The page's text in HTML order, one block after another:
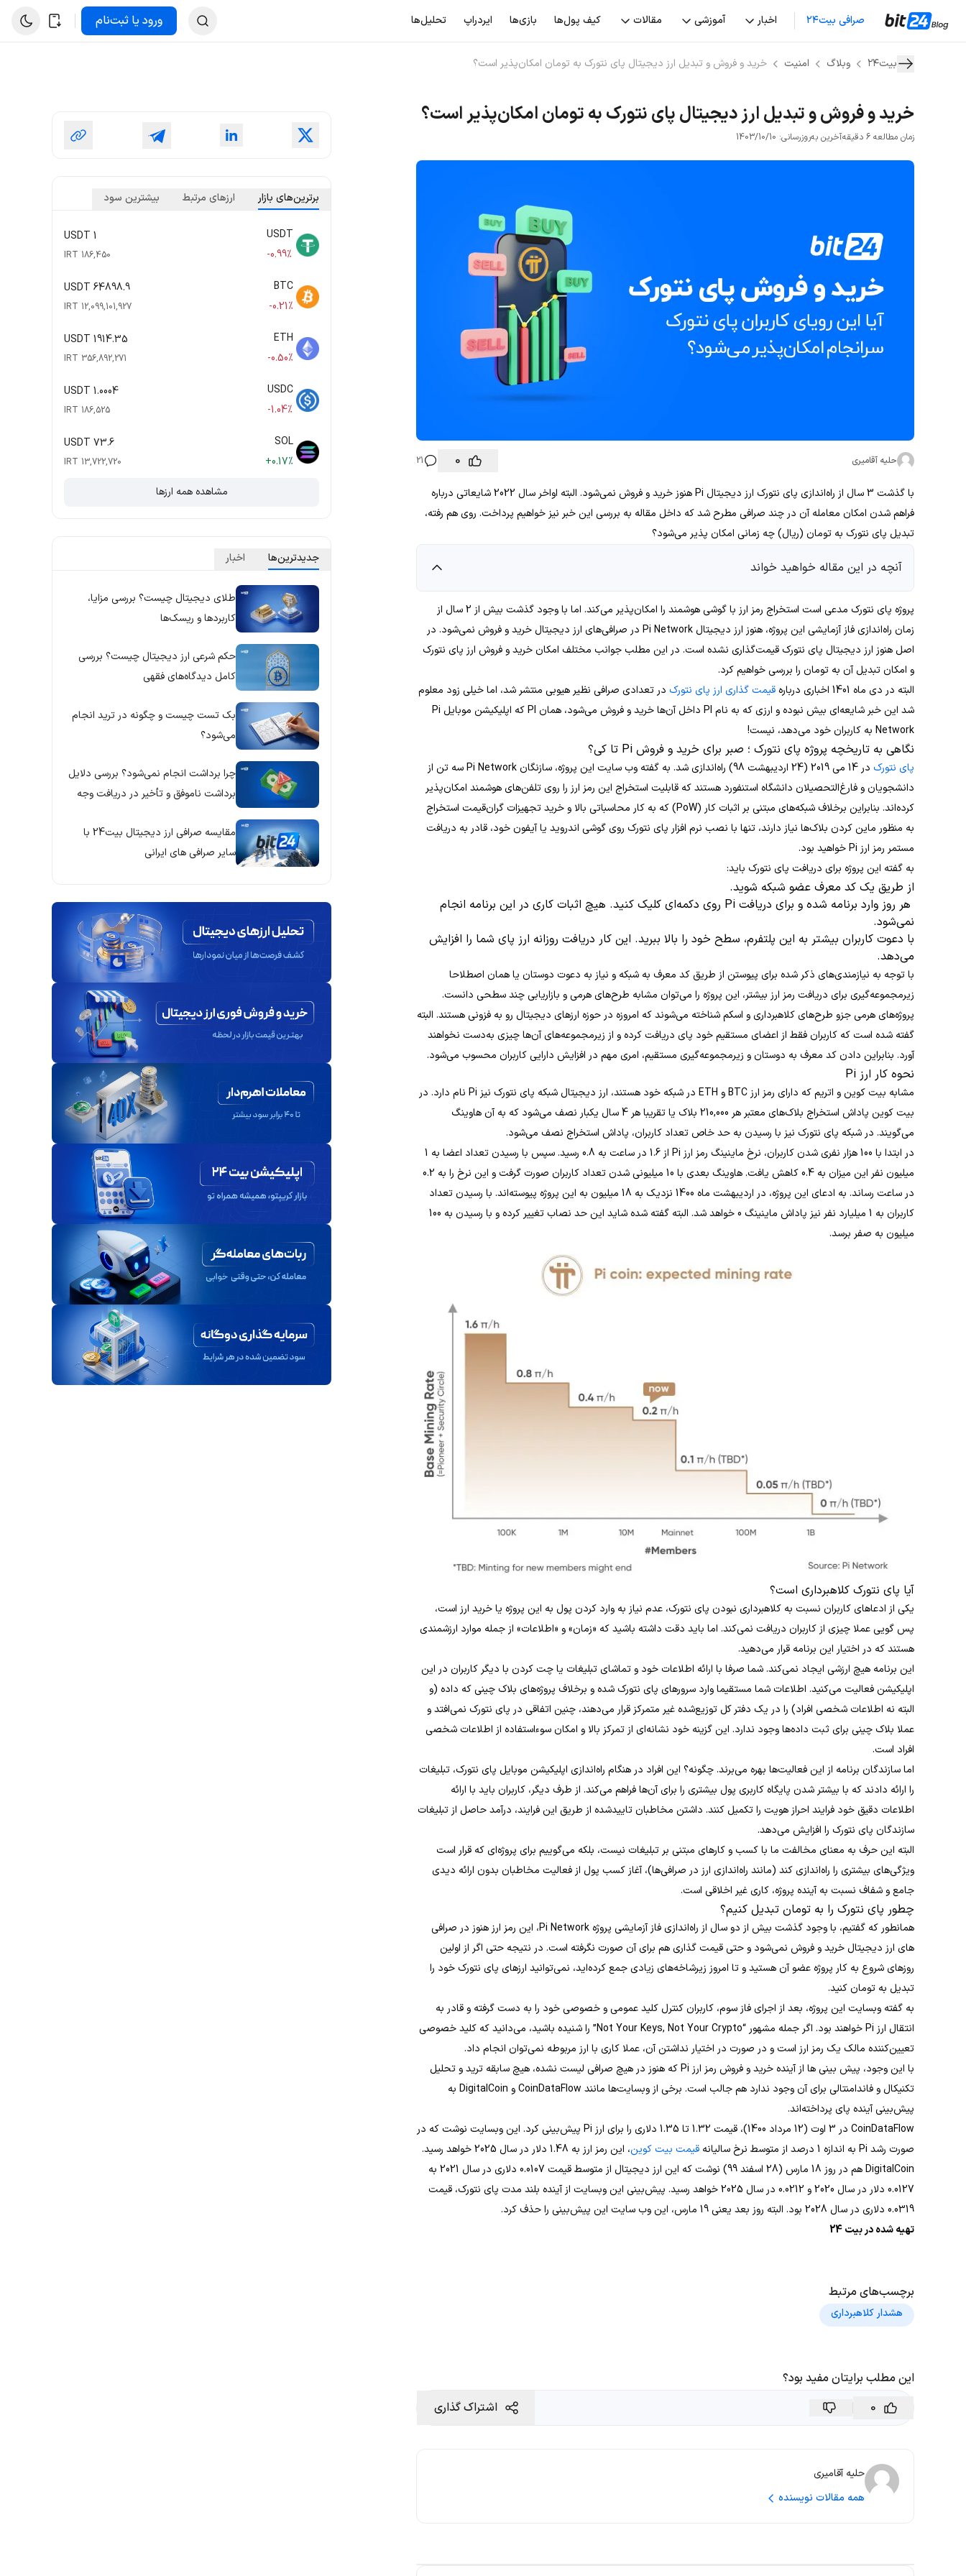
صرافی بیت۲۴ اخبار آموزشی مقالات کیف پول‌ها بازی‌ها ایردراپ تحلیل‌ها ورود یا ثبت‌نام
بیت۲۴ وبلاگ امنیت خرید و فروش و تبدیل ارز دیجیتال پای نتورک به تومان امکان‌پذیر است؟
خرید و فروش و تبدیل ارز دیجیتال پای نتورک به تومان امکان‌پذیر است؟
زمان مطالعه 6 دقیقه آخرین به‌روزرسانی: 1403/10/10
حلیه آقامیری 0
21
با گذشت 3 سال از راه‌اندازی پای نتورک ارز دیجیتال Pi هنوز خرید و فروش نمی‌شود. البته اواخر سال 2022 شایعاتی درباره
فراهم شدن امکان معامله آن در چند صرافی مطرح شد که داخل مقاله به بررسی این خبر نیز خواهیم پرداخت. روی هم رفته،
تبدیل پای نتورک به تومان (ریال) چه زمانی امکان پذیر می‌شود؟
آنچه در این مقاله خواهید خواند
پروژه پای نتورک مدعی است استخراج رمز ارز با گوشی‌ هوشمند را امکان‌پذیر می‌کند. اما با وجود گذشت بیش از 2 سال از
زمان راه‌اندازی فاز آزمایشی این پروژه، هنوز ارز دیجیتال Pi Network در صرافی‌های ارز دیجیتال خرید و فروش نمی‌شود. در
اصل هنوز ارز دیجیتال پای نتورک قیمت‌گذاری نشده است. در این مطلب جوانب مختلف امکان خرید و فروش ارز پای نتورک
و امکان تبدیل آن به تومان را بررسی خواهیم کرد.
البته در دی ماه 1401 اخباری درباره
قیمت گذاری ارز پای نتورک در تعدادی صرافی نظیر هیوبی منتشر شد، اما خیلی زود معلوم
شد این خبر شایعه‌ای بیش نبوده و ارزی که به نام PI داخل آن‌ها خرید و فروش می‌شود، همان PI که اپلیکیشن موبایل Pi
Network به کاربران خود می‌دهد، نیست!
نگاهی به تاریخچه پروژه پای نتورک ؛ صبر برای خرید و فروش Pi تا کی؟
پای نتورک
در 14 می 2019 (24 اردیبهشت 98) راه‌اندازی شد. به گفته وب سایت این پروژه، سازنگان Pi Network سه تن از
دانشجویان و فارغ‌التحصیلان دانشگاه استنفورد هستند که قابلیت استخراج این رمز ارز را روی تلفن‌های هوشمند امکان‌پذیر
کرده‌اند. بنابراین برخلاف شبکه‌های مبتنی بر اثبات کار (PoW) که به کار محاسباتی بالا و خرید تجهیزات گران‌قیمت استخراج
به منظور ماین کردن بلاک‌ها نیاز دارند، تنها با نصب نرم‌ افزار پای نتورک روی گوشی اندروید یا آیفون خود، قادر به دریافت
مستمر رمز ارز Pi خواهید بود.
به گفته این پروژه برای دریافت پای نتورک باید:
از طریق یک کد معرف عضو شبکه شوید.
هر روز وارد برنامه شده و برای دریافت Pi روی دکمه‌ای کلیک کنید. هیچ اثبات کاری در این برنامه انجام
نمی‌شود.
با دعوت کاربران بیشتر به این پلتفرم، سطح خود را بالا ببرید. این کار دریافت روزانه ارز پای شما را افزایش
می‌دهد.
با توجه به نیازمندی‌های ذکر شده برای پیوستن از طریق کد معرف به شبکه و نیاز به دعوت دوستان یا همان اصطلاحا
زیرمجموعه‌گیری برای دریافت رمز ارز بیشتر، این پروژه را می‌توان مشابه طرح‌های هرمی و بازاریابی چند سطحی دانست.
پروژه‌های هرمی جزو طرح‌های کلاهبرداری و اسکم شناخته می‌شوند که امروزه در حوزه ارزهای دیجیتال رو به فزونی هستند. البته
گفته شده است که کاربران فقط از اعضای مستقیم خود پای دریافت کرده و از زیرمجموعه‌های آن‌ها چیزی به‌دست نخواهند
آورد. بنابراین دادن کد معرف به دوستان و زیرمجموعه‌گیری مستقیم، امری مهم در افزایش دارایی کاربران محسوب می‌شود.
نحوه کار ارز Pi
مشابه بیت کوین و اتریم که دارای رمز ارز BTC و ETH در شبکه خود هستند، ارز دیجیتال شبکه پای نتورک نیز Pi نام دارد. در
بیت کوین پاداش استخراج بلاک‌های معتبر هر 210,000 بلاک یا تقریبا هر 4 سال یکبار نصف می‌شود که به آن هاوینگ
می‌گویند. در شبکه پای نتورک نیز با رسیدن به حد خاص تعداد کاربران، پاداش استخراج نصف می‌شود.
در ابتدا با 100 هزار نفری شدن کاربران، نرخ ماینینگ رمز ارز Pi از 1.6 در ساعت به 0.8 رسید. سپس با رسیدن تعداد اعضا به 1
میلیون نفر این میزان به 0.4 کاهش یافت. هاوینگ بعدی با 10 میلیونی شدن تعداد کاربران صورت گرفت و این نرخ را به 0.2
در ساعت رساند. به ادعای این پروژه، در اردیبهشت ماه 1400 نزدیک به 18 میلیون به این پروژه پیوسته‌اند. با رسیدن تعداد
کاربران به 1 میلیارد نفر نیز پاداش ماینینگ 0 خواهد شد. البته گفته شده شاید این حد نصاب تغییر کرده و با رسیدن به 100
میلیون به صفر برسد.
آیا پای نتورک کلاهبرداری است؟
یکی از ادعاهای کاربران نسبت به کلاهبرداری نبودن پای نتورک، عدم نیاز به وارد کردن پول به این پروژه یا خرید ارز است،
پس گویی عملا چیزی از کاربران دریافت نمی‌کند. اما باید دقت داشته باشید که «زمان» و «اطلاعات» از جمله موارد ارزشمندی
هستند که در اختیار این برنامه قرار می‌دهید.
این برنامه هیچ ارزشی ایجاد نمی‌کند. شما صرفا با ارائه اطلاعات خود و تماشای تبلیغات یا چت کردن با دیگر کاربران در این
اپلیکیشن فعالیت می‌کنید. اطلاعات شما مستقیما وارد سرورهای پای نتورک شده و برخلاف پروژه‌های بلاک چینی که داده (و
البته نه اطلاعات شخصی افراد) را در یک دفتر کل توزیع‌شده غیر متمرکز قرار می‌دهند، چنین اتفاقی در پای نتورک نمی‌افتد و
عملا بلاک چینی برای ثبت داده‌ها وجود ندارد. این گزینه خود نشانه‌ای از تمرکز بالا و امکان سوءاستفاده از اطلاعات شخصی
افراد است.
اما سازندگان برنامه از این فعالیت‌ها بهره می‌برند. چگونه؟ این افراد در هنگام راه‌اندازی اپلیکیشن موبایل پای نتورک، تبلیغات
را ارائه دادند که با بیشتر شدن پایگاه کاربری پول بیشتری را برای آن‌ها فراهم می‌کند. از طرف دیگر، کاربران باید با ارائه
اطلاعات دقیق خود فرایند احراز هویت را تکمیل کنند. داشتن مخاطبان تاییدشده از طریق این فرایند، درآمد حاصل از تبلیغات
سازندگان پای نتورک را افزایش می‌دهد.
البته این حرف به معنای مخالفت ما با کسب و کارهای مبتنی بر تبلیغات نیست، بلکه می‌گوییم برای پروژه‌ای که قرار است
ویژگی‌های بیشتری را راه‌اندازی کند (مانند راه‌اندازی ارز در صرافی‌ها)، آغاز کسب پول از فعالیت مخاطبان بدون ارائه دیدی
جامع و شفاف نسبت به آینده پروژه، کاری غیر اخلاقی است.
چطور پای نتورک را به تومان تبدیل کنیم؟
همانطور که گفتیم، با وجود گذشت بیش از دو سال از راه‌اندازی فاز آزمایشی پروژه Pi Network، این رمز ارز هنوز در صرافی
های ارز دیجیتال خرید و فروش نمی‌شود و حتی قیمت گذاری هم برای آن صورت نگرفته است. در نتیجه حتی اگر از اولین
روزهای شروع به کار پروژه عضو آن هستید و تا امروز زیرشاخه‌های زیادی جمع کرده‌اید، نمی‌توانید ارزهای پای نتورک خود را
تبدیل به تومان کنید.
به گفته وبسایت این پروژه، بعد از اجرای فاز سوم، کاربران کنترل کلید عمومی و خصوصی خود را به دست گرفته و قادر به
انتقال ارز Pi خواهند بود. اگر جمله مشهور “Not Your Keys, Not Your Crypto” را شنیده باشید، می‌دانید که کلید خصوصی
تعیین‌کننده مالک یک رمز ارز است و در صورت در اختیار نداشتن آن، عملا کاری با ارز مربوطه نمی‌توان انجام داد.
با این وجود، پیش بینی ها از آینده خرید و فروش رمز ارز Pi که هنوز در هیچ صرافی لیست نشده، هیچ سابقه ترید و تحلیل
تکنیکال و فاندامنتالی برای آن وجود ندارد هم جالب است. برخی از وبسایت‌ها مانند CoinDataFlow و DigitalCoin به
پیش‌بینی آینده پای پرداخته‌اند.
CoinDataFlow در 3 اوت (12 مرداد 1400)، قیمت 1.32 تا 1.35 دلاری را برای ارز Pi پیش‌بینی کرد. این وبسایت نوشت که در
صورت رشد Pi به اندازه 1 درصد از متوسط نرخ سالیانه
قیمت بیت کوین، این رمز ارز به 1.48 دلار در سال 2025 خواهد رسید.
DigitalCoin هم در روز 18 مارس (28 اسفند 99) نوشت که این ارز دیجیتال از متوسط قیمت 0.0107 دلاری در سال 2021 به
0.0127 دلار در سال 2020 و 0.0212 در سال 2025 خواهد رسید. پیش‌بینی این وبسایت از آینده بلند مدت پای نتورک، قیمت
0.0319 دلاری در سال 2028 بود. البته روز بعد یعنی 19 مارس، این وب سایت این پیش‌بینی را حذف کرد.
تهیه شده در بیت 24
برچسب‌های مرتبط
هشدار کلاهبرداری
این مطلب برایتان مفید بود؟
0
اشتراک گذاری
حلیه آقامیری
همه مقالات نویسنده
برترین‌های بازار ارزهای مرتبط بیشترین سود
USDT
-0.99%
1 USDT
186,450 IRT
BTC
-0.21%
64898.9 USDT
12,099,101,927 IRT
ETH
-0.50%
1914.35 USDT
356,892,271 IRT
USDC
-1.04%
1.0004 USDT
186,525 IRT
SOL
+0.17%
73.6 USDT
13,722,720 IRT
مشاهده همه ارزها
جدید‌ترین‌ها اخبار
طلای دیجیتال چیست؟ بررسی مزایا،
کاربردها و ریسک‌ها
حکم شرعی ارز دیجیتال چیست؟ بررسی
کامل دیدگاه‌های فقهی
بک تست چیست و چگونه در ترید انجام
می‌شود؟
چرا برداشت انجام نمی‌شود؟ بررسی دلایل
برداشت ناموفق و تأخیر در دریافت وجه
مقایسه صرافی ارز دیجیتال بیت24 با
سایر صرافی های ایرانی